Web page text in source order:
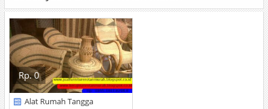
Rp. 0
Alat Rumah Tangga